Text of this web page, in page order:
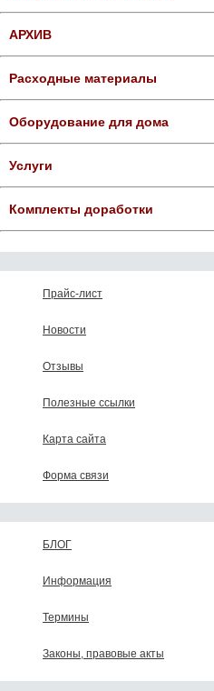
АРХИВ
Расходные материалы
Оборудование для дома
Услуги
Комплекты доработки
Прайс-лист
Новости
Отзывы
Полезные ссылки
Карта сайта
Форма связи
БЛОГ
Информация
Термины
Законы, правовые акты